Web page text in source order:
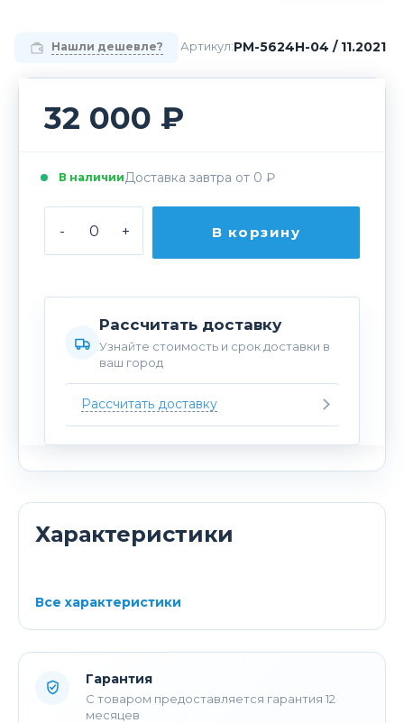
Артикул:РМ-5624H-04 / 11.2021
Нашли дешевле?
32 000 ₽
В наличииДоставка завтра от 0 ₽
- + В корзину
Рассчитать доставку
Узнайте стоимость и срок доставки в
ваш город
Рассчитать доставку
Характеристики
Все характеристики
Гарантия
С товаром предоставляется гарантия 12
месяцев